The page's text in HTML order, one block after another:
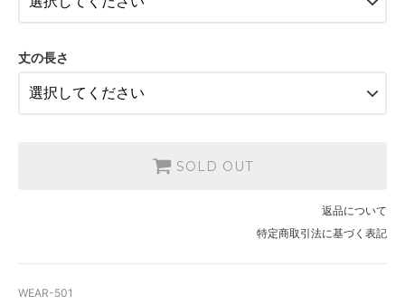
FB-puppy2
丈の長さ
SOLD OUT
返品について
特定商取引法に基づく表記
WEAR-501